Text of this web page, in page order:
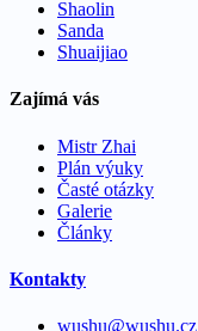
Shaolin
Sanda
Shuaijiao
Zajímá vás
Mistr Zhai
Plán výuky
Časté otázky
Galerie
Články
Kontakty
wushu@wushu.cz